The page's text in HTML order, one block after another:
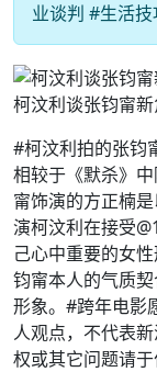
业谈判 #生活
柯汶利谈张钧甯
#柯汶利拍的张钧
相较于《默杀》
甯饰演的方正楠
演柯汶利在接受
己心中重要的女
钧甯本人的气质
形象。#跨年电影
人观点，不代表
权或其它问题请